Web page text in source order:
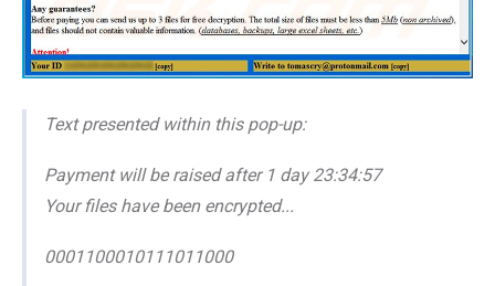
Text presented within this pop-up:
Payment will be raised after 1 day 23:34:57
Your files have been encrypted...
0001100010111011000